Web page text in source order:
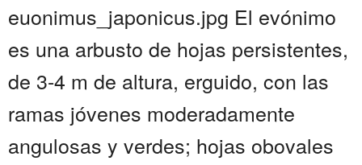
euonimus_japonicus.jpg El evónimo
es una arbusto de hojas persistentes,
de 3-4 m de altura, erguido, con las
ramas jóvenes moderadamente
angulosas y verdes; hojas obovales